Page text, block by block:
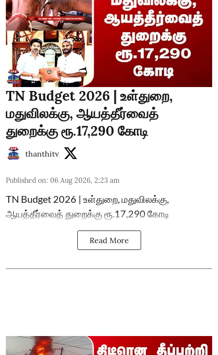
TN Budget 2026 | உள்துறை,
மதுவிலக்கு, ஆயத்தீர்வைத்
துறைக்கு ரூ.17,290 கோடி
thanthitv
Published on: 06 Aug 2026, 2:23 am
TN Budget 2026 | உள்துறை, மதுவிலக்கு,
ஆயத்தீர்வைத் துறைக்கு ரூ.17,290 கோடி
Read More